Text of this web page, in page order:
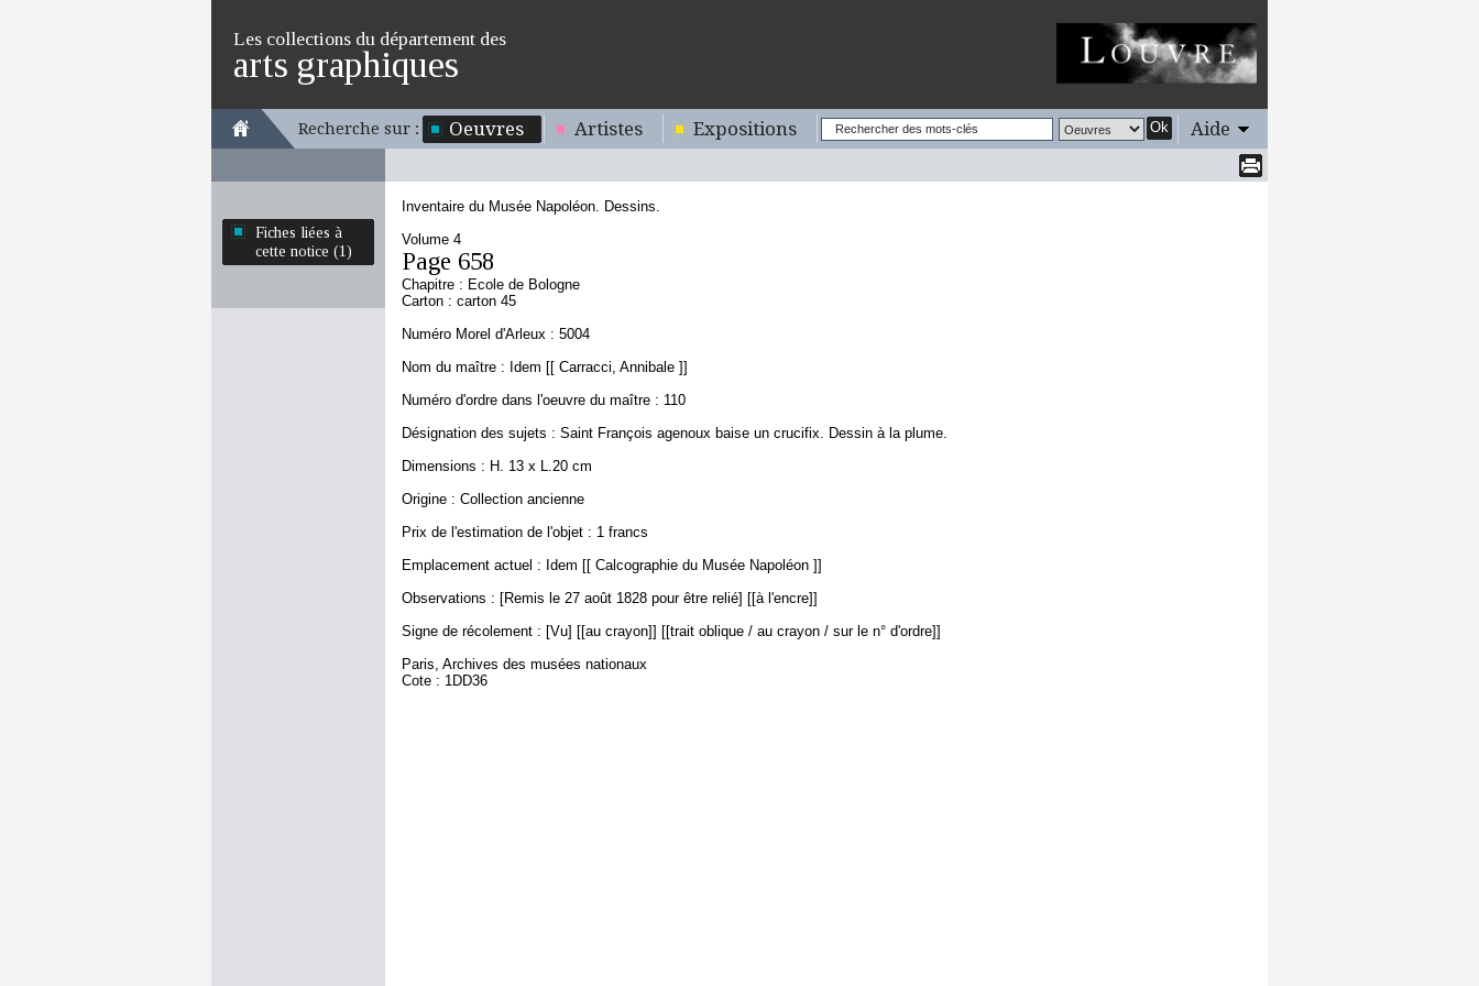
Les collections du département des
arts graphiques
Recherche sur : Oeuvres Artistes Expositions Ok Aide
Fiches liées à
cette notice (1)
Inventaire du Musée Napoléon. Dessins.
Volume 4
Page 658
Chapitre : Ecole de Bologne
Carton : carton 45
Numéro Morel d'Arleux : 5004
Nom du maître : Idem [[ Carracci, Annibale ]]
Numéro d'ordre dans l'oeuvre du maître : 110
Désignation des sujets : Saint François agenoux baise un crucifix. Dessin à la plume.
Dimensions : H. 13 x L.20 cm
Origine : Collection ancienne
Prix de l'estimation de l'objet : 1 francs
Emplacement actuel : Idem [[ Calcographie du Musée Napoléon ]]
Observations : [Remis le 27 août 1828 pour être relié] [[à l'encre]]
Signe de récolement : [Vu] [[au crayon]] [[trait oblique / au crayon / sur le n° d'ordre]]
Paris, Archives des musées nationaux
Cote : 1DD36